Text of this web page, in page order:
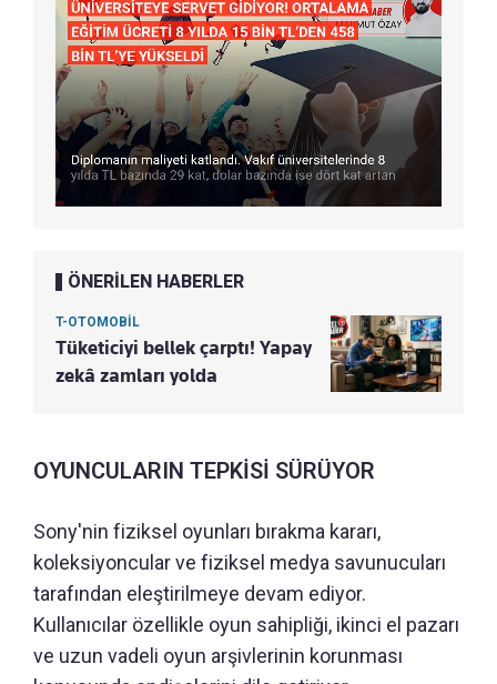
ÖNERİLEN HABERLER
T-OTOMOBİL
Tüketiciyi bellek çarptı! Yapay
zekâ zamları yolda
OYUNCULARIN TEPKİSİ SÜRÜYOR
Sony'nin fiziksel oyunları bırakma kararı,
koleksiyoncular ve fiziksel medya savunucuları
tarafından eleştirilmeye devam ediyor.
Kullanıcılar özellikle oyun sahipliği, ikinci el pazarı
ve uzun vadeli oyun arşivlerinin korunması